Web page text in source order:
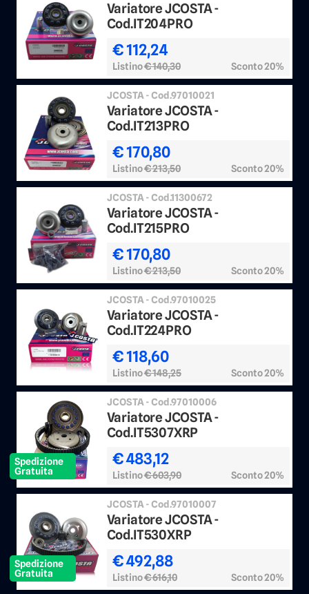
Variatore JCOSTA -
Cod.IT204PRO
€ 112,24
Listino€ 140,30 Sconto 20%
JCOSTA - Cod.97010021
Variatore JCOSTA -
Cod.IT213PRO
€ 170,80
Listino€ 213,50 Sconto 20%
JCOSTA - Cod.11300672
Variatore JCOSTA -
Cod.IT215PRO
€ 170,80
Listino€ 213,50 Sconto 20%
JCOSTA - Cod.97010025
Variatore JCOSTA -
Cod.IT224PRO
€ 118,60
Listino€ 148,25 Sconto 20%
Spedizione
Gratuita
JCOSTA - Cod.97010006
Variatore JCOSTA -
Cod.IT5307XRP
€ 483,12
Listino€ 603,90 Sconto 20%
Spedizione
Gratuita
JCOSTA - Cod.97010007
Variatore JCOSTA -
Cod.IT530XRP
€ 492,88
Listino€ 616,10 Sconto 20%